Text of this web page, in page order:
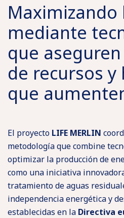
mediante
que
de recursos
que
El proyecto LIFE MERLIN
metodología que combine
optimizar la producción de
como una iniciativa
tratamiento de aguas
independencia energética y
establecidas en la Directiva